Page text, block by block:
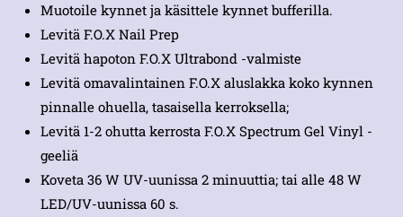
Muotoile kynnet ja käsittele kynnet bufferilla.
Levitä F.O.X Nail Prep
Levitä hapoton F.O.X Ultrabond -valmiste
Levitä omavalintainen F.O.X aluslakka koko kynnen
pinnalle ohuella, tasaisella kerroksella;
Levitä 1-2 ohutta kerrosta F.O.X Spectrum Gel Vinyl -
geeliä
Koveta 36 W UV-uunissa 2 minuuttia; tai alle 48 W
LED/UV-uunissa 60 s.